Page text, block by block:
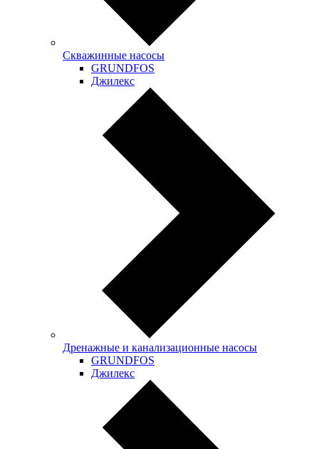
Скважинные насосы
GRUNDFOS
Джилекс
Дренажные и канализационные насосы
GRUNDFOS
Джилекс